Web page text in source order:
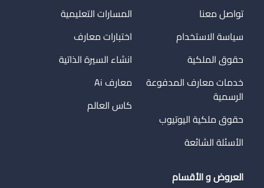
تواصل معنا
سياسة الاستخدام
حقوق الملكية
خدمات معارف المدفوعة
الرسمية
حقوق ملكية اليوتيوب
الأسئلة الشائعة
المسارات التعليمية
اختبارات معارف
انشاء السيرة الذاتية
معارف Ai
كاس العالم
العروض و الأقسام